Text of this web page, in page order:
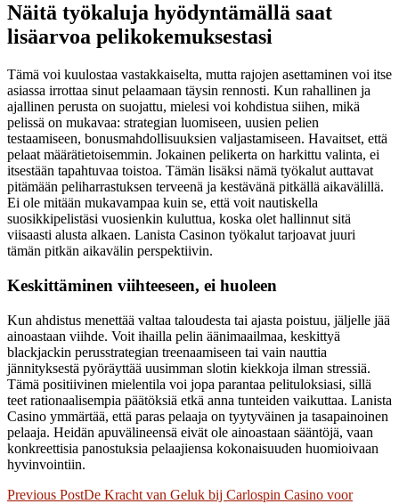
Näitä työkaluja hyödyntämällä saat
lisäarvoa pelikokemuksestasi
Tämä voi kuulostaa vastakkaiselta, mutta rajojen asettaminen voi itse
asiassa irrottaa sinut pelaamaan täysin rennosti. Kun rahallinen ja
ajallinen perusta on suojattu, mielesi voi kohdistua siihen, mikä
pelissä on mukavaa: strategian luomiseen, uusien pelien
testaamiseen, bonusmahdollisuuksien valjastamiseen. Havaitset, että
pelaat määrätietoisemmin. Jokainen pelikerta on harkittu valinta, ei
itsestään tapahtuvaa toistoa. Tämän lisäksi nämä työkalut auttavat
pitämään peliharrastuksen terveenä ja kestävänä pitkällä aikavälillä.
Ei ole mitään mukavampaa kuin se, että voit nautiskella
suosikkipelistäsi vuosienkin kuluttua, koska olet hallinnut sitä
viisaasti alusta alkaen. Lanista Casinon työkalut tarjoavat juuri
tämän pitkän aikavälin perspektiivin.
Keskittäminen viihteeseen, ei huoleen
Kun ahdistus menettää valtaa taloudesta tai ajasta poistuu, jäljelle jää
ainoastaan viihde. Voit ihailla pelin äänimaailmaa, keskittyä
blackjackin perusstrategian treenaamiseen tai vain nauttia
jännityksestä pyöräyttää uusimman slotin kiekkoja ilman stressiä.
Tämä positiivinen mielentila voi jopa parantaa pelituloksiasi, sillä
teet rationaalisempia päätöksiä etkä anna tunteiden vaikuttaa. Lanista
Casino ymmärtää, että paras pelaaja on tyytyväinen ja tasapainoinen
pelaaja. Heidän apuvälineensä eivät ole ainoastaan sääntöjä, vaan
konkreettisia panostuksia pelaajiensa kokonaisuuden huomioivaan
hyvinvointiin.
Post
Previous PostDe Kracht van Geluk bij Carlospin Casino voor